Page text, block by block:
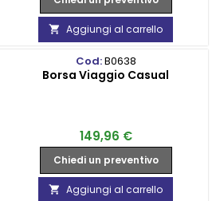
 Aggiungi al carrello
Cod:B0638
Borsa Viaggio Casual
Prezzo
149,96 €
Chiedi un preventivo
 Aggiungi al carrello